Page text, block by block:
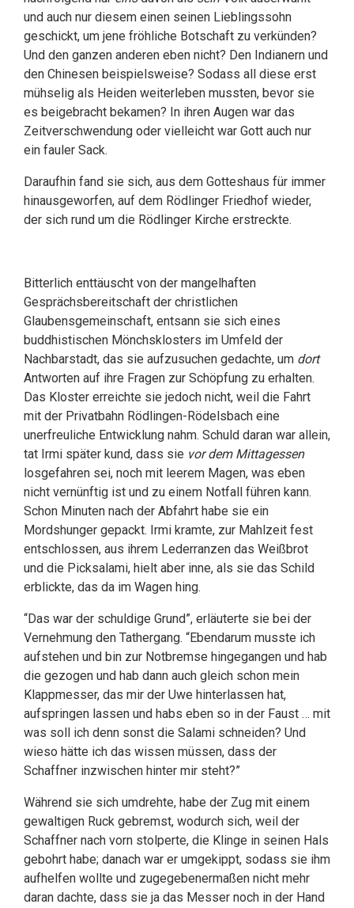
und auch nur diesem einen seinen Lieblingssohn
geschickt, um jene fröhliche Botschaft zu verkünden?
Und den ganzen anderen eben nicht? Den Indianern und
den Chinesen beispielsweise? Sodass all diese erst
mühselig als Heiden weiterleben mussten, bevor sie
es beigebracht bekamen? In ihren Augen war das
Zeitverschwendung oder vielleicht war Gott auch nur
ein fauler Sack.
Daraufhin fand sie sich, aus dem Gotteshaus für immer
hinausgeworfen, auf dem Rödlinger Friedhof wieder,
der sich rund um die Rödlinger Kirche erstreckte.
Bitterlich enttäuscht von der mangelhaften
Gesprächsbereitschaft der christlichen
Glaubensgemeinschaft, entsann sie sich eines
buddhistischen Mönchsklosters im Umfeld der
Nachbarstadt, das sie aufzusuchen gedachte, um dort
Antworten auf ihre Fragen zur Schöpfung zu erhalten.
Das Kloster erreichte sie jedoch nicht, weil die Fahrt
mit der Privatbahn Rödlingen-Rödelsbach eine
unerfreuliche Entwicklung nahm. Schuld daran war allein,
tat Irmi später kund, dass sie vor dem Mittagessen
losgefahren sei, noch mit leerem Magen, was eben
nicht vernünftig ist und zu einem Notfall führen kann.
Schon Minuten nach der Abfahrt habe sie ein
Mordshunger gepackt. Irmi kramte, zur Mahlzeit fest
entschlossen, aus ihrem Lederranzen das Weißbrot
und die Picksalami, hielt aber inne, als sie das Schild
erblickte, das da im Wagen hing.
“Das war der schuldige Grund”, erläuterte sie bei der
Vernehmung den Tathergang. “Ebendarum musste ich
aufstehen und bin zur Notbremse hingegangen und hab
die gezogen und hab dann auch gleich schon mein
Klappmesser, das mir der Uwe hinterlassen hat,
aufspringen lassen und habs eben so in der Faust … mit
was soll ich denn sonst die Salami schneiden? Und
wieso hätte ich das wissen müssen, dass der
Schaffner inzwischen hinter mir steht?”
Während sie sich umdrehte, habe der Zug mit einem
gewaltigen Ruck gebremst, wodurch sich, weil der
Schaffner nach vorn stolperte, die Klinge in seinen Hals
gebohrt habe; danach war er umgekippt, sodass sie ihm
aufhelfen wollte und zugegebenermaßen nicht mehr
daran dachte, dass sie ja das Messer noch in der Hand